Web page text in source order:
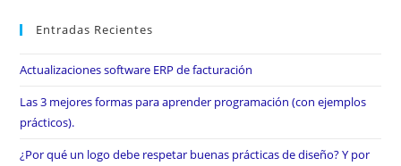
Entradas Recientes
Actualizaciones software ERP de facturación
Las 3 mejores formas para aprender programación (con ejemplos
prácticos).
¿Por qué un logo debe respetar buenas prácticas de diseño? Y por